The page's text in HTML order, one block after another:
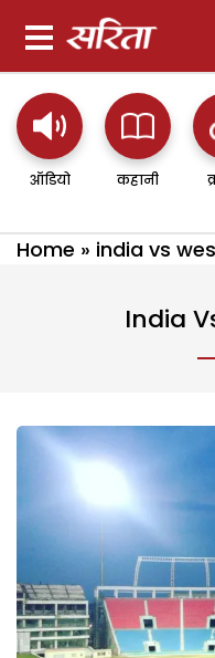
ऑडियो कहानी
Home » india vs
India